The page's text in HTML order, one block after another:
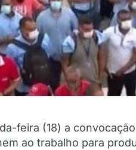
feira (18) a
ao trabalho para